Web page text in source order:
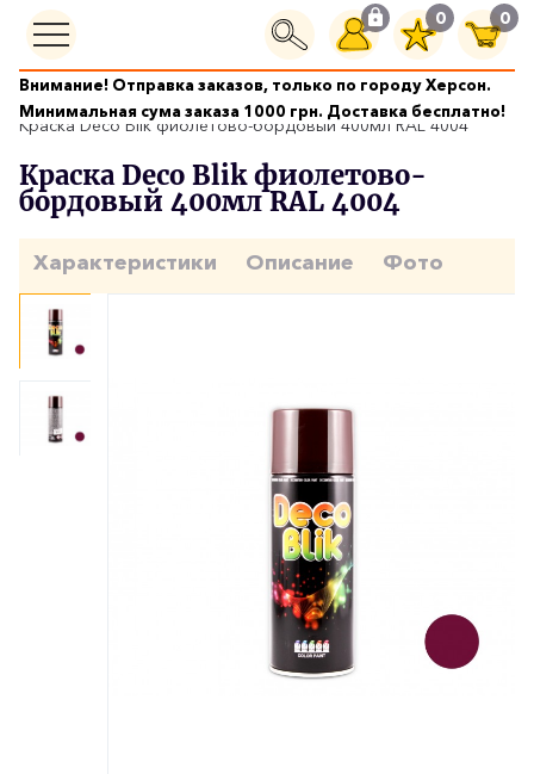
0 0
Внимание! Отправка заказов, только по городу Херсон.
Минимальная сума заказа 1000 грн. Доставка бесплатно!
Краски аэрозольные
Краска Deco Blik фиолетово-бордовый 400мл RAL 4004
Краска Deco Blik фиолетово-
бордовый 400мл RAL 4004
Характеристики Описание Фото